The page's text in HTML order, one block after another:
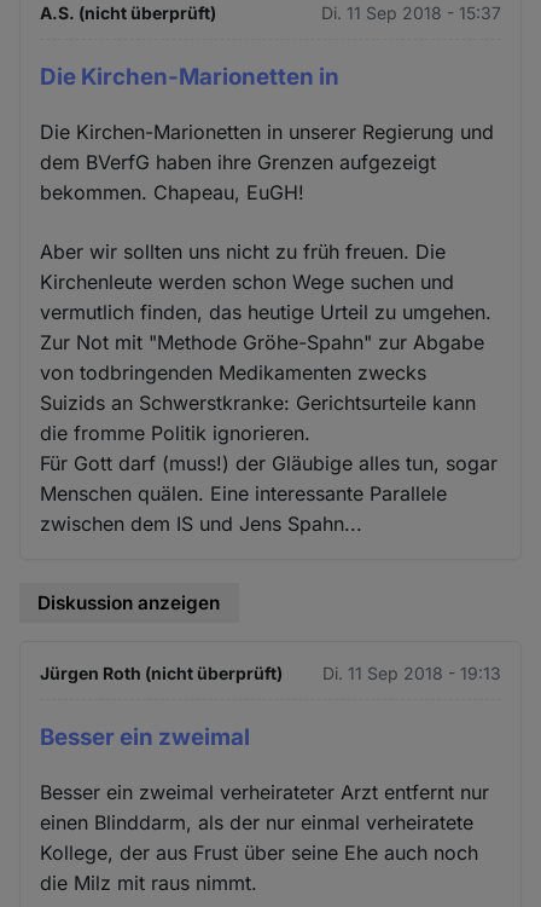
A.S. (nicht überprüft) Di. 11 Sep 2018 - 15:37
Die Kirchen-Marionetten in
Die Kirchen-Marionetten in unserer Regierung und
dem BVerfG haben ihre Grenzen aufgezeigt
bekommen. Chapeau, EuGH!
Aber wir sollten uns nicht zu früh freuen. Die
Kirchenleute werden schon Wege suchen und
vermutlich finden, das heutige Urteil zu umgehen.
Zur Not mit "Methode Gröhe-Spahn" zur Abgabe
von todbringenden Medikamenten zwecks
Suizids an Schwerstkranke: Gerichtsurteile kann
die fromme Politik ignorieren.
Für Gott darf (muss!) der Gläubige alles tun, sogar
Menschen quälen. Eine interessante Parallele
zwischen dem IS und Jens Spahn...
Diskussion anzeigen
Jürgen Roth (nicht überprüft) Di. 11 Sep 2018 - 19:13
Besser ein zweimal
Besser ein zweimal verheirateter Arzt entfernt nur
einen Blinddarm, als der nur einmal verheiratete
Kollege, der aus Frust über seine Ehe auch noch
die Milz mit raus nimmt.